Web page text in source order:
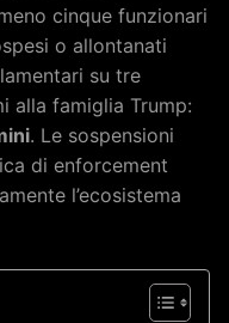
cinque funzionari
o allontanati
su tre
alla famiglia Trump:
. Le sospensioni
di enforcement
l’ecosistema